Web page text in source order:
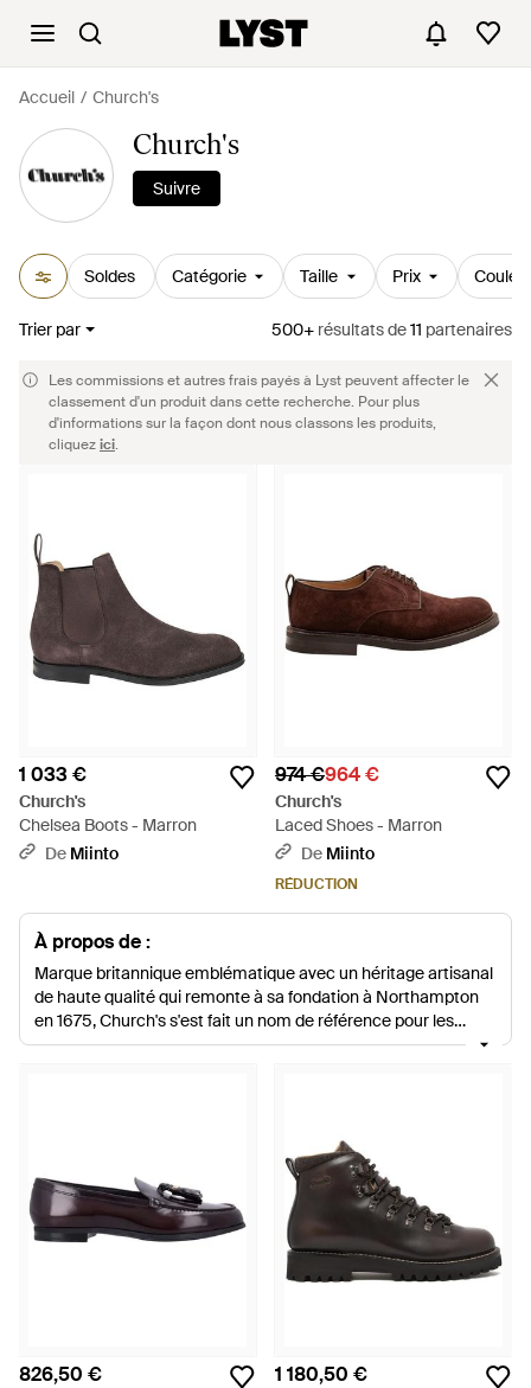
Accueil Church's
Church's
Suivre
Soldes Catégorie Taille Prix
Trier par 500+ résultatsde11 partenaires
Les commissions et autres frais payés à Lyst peuvent affecter le
classement d'un produit dans cette recherche. Pour plus
d'informations sur la façon dont nous classons les produits,
cliquezici.
1 033 €
Church's
Chelsea Boots - Marron
De Miinto
974 €964 €
Church's
Laced Shoes - Marron
De Miinto
RÉDUCTION
À propos de :
Marque britannique emblématique avec un héritage artisanal
de haute qualité qui remonte à sa fondation à Northampton
en 1675, Church's s'est fait un nom de référence pour les
chaussures expertes pour hommes et femmes.
826,50 € 1 180,50 €